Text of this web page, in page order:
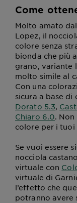
Come
Molto amato
Lopez, il
colore senza
bionda che più
grano, variante
molto simile al
Con una
sicura a base
Dorato 5.3,
Chiaro 6.0.
colore per i tuoi
Se vuoi essere
nocciola
virtuale con
virtuale di
l’effetto che
potranno avere